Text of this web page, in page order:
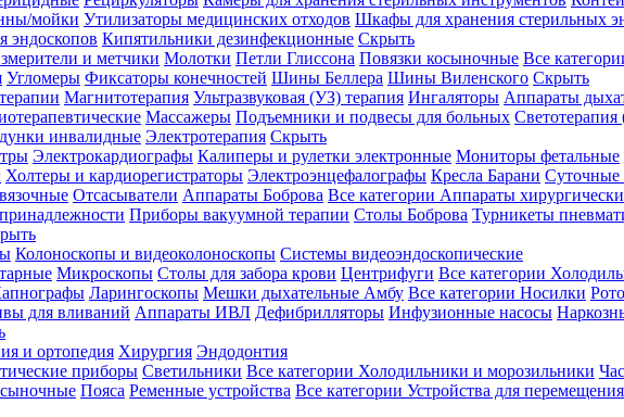
мойки Утилизаторы медицинских отходов Шкафы для хранения стерильных
эндоскопов Кипятильники дезинфекционные Скрыть
и метчики Молотки Петли Глиссона Повязки косыночные Все
Угломеры Фиксаторы конечностей Шины Беллера Шины Виленского Скрыть
Магнитотерапия Ультразвуковая (УЗ) терапия Ингаляторы Аппараты
Массажеры Подъемники и подвесы для больных Светотерапия
инвалидные Электротерапия Скрыть
Электрокардиографы Калиперы и рулетки электронные Мониторы фетальные
Холтеры и кардиорегистраторы Электроэнцефалографы Кресла Барани
Отсасыватели Аппараты Боброва Все категории Аппараты
Приборы вакуумной терапии Столы Боброва Турникеты
Колоноскопы и видеоколоноскопы Системы видеоэндоскопические
Микроскопы Столы для забора крови Центрифуги Все категории
Ларингоскопы Мешки дыхательные Амбу Все категории Носилки
для вливаний Аппараты ИВЛ Дефибрилляторы Инфузионные насосы
и ортопедия Хирургия Эндодонтия
приборы Светильники Все категории Холодильники и морозильники
Пояса Ременные устройства Все категории Устройства для